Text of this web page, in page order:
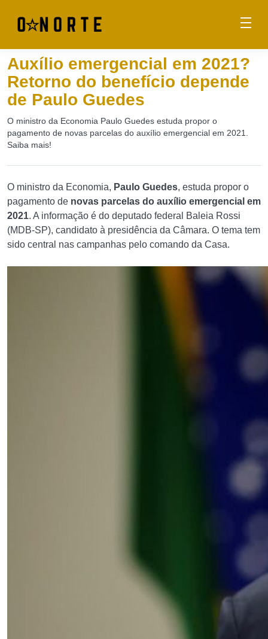
Auxílio emergencial em 2021?
Retorno do benefício depende
de Paulo Guedes
O ministro da Economia Paulo Guedes estuda propor o
pagamento de novas parcelas do auxílio emergencial em 2021.
Saiba mais!
O ministro da Economia, Paulo Guedes, estuda propor o
pagamento de novas parcelas do auxílio emergencial em
2021. A informação é do deputado federal Baleia Rossi
(MDB-SP), candidato à presidência da Câmara. O tema tem
sido central nas campanhas pelo comando da Casa.